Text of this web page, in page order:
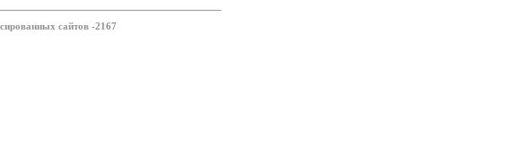
сайтов -2167